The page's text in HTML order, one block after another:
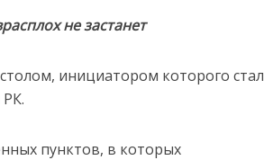
не застанет
инициатором которого стал
пунктов, в которых